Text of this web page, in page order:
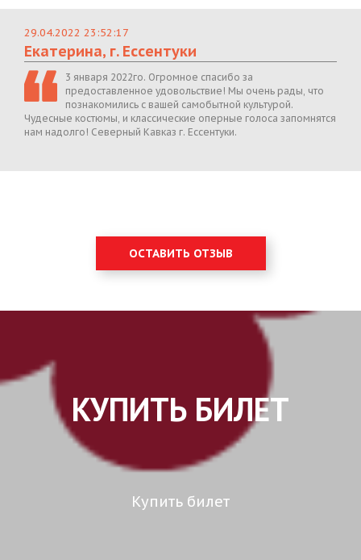
29.04.2022 23:52:17
Екатерина, г. Ессентуки
3 января 2022го. Огромное спасибо за
предоставленное удовольствие! Мы очень рады, что
познакомились с вашей самобытной культурой.
Чудесные костюмы, и классические оперные голоса запомнятся
нам надолго! Северный Кавказ г. Ессентуки.
ОСТАВИТЬ ОТЗЫВ
КУПИТЬ БИЛЕТ
Купить билет